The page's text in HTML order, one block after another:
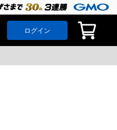
ログイン